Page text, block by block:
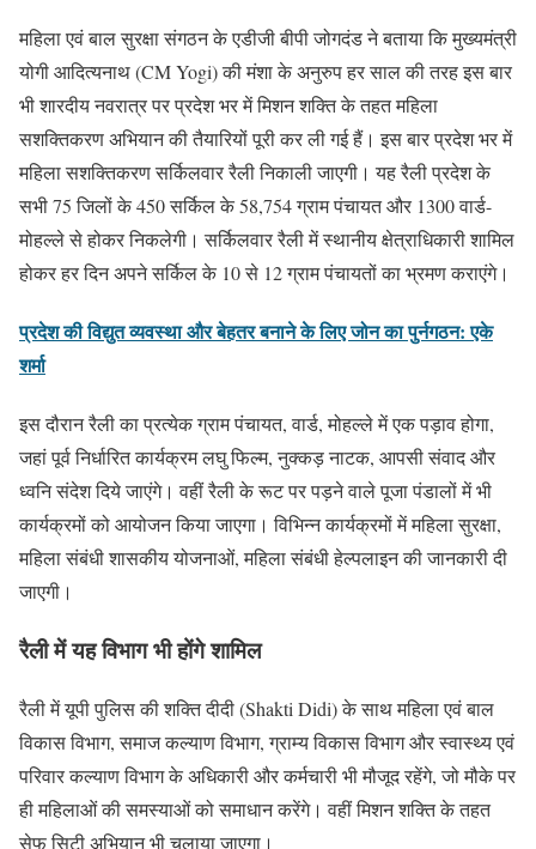
महिला एवं बाल सुरक्षा संगठन के एडीजी बीपी जोगदंड ने बताया कि मुख्यमंत्री
योगी आदित्यनाथ (CM Yogi) की मंशा के अनुरुप हर साल की तरह इस बार
भी शारदीय नवरात्र पर प्रदेश भर में मिशन शक्ति के तहत महिला
सशक्तिकरण अभियान की तैयारियों पूरी कर ली गई हैं। इस बार प्रदेश भर में
महिला सशक्तिकरण सर्किलवार रैली निकाली जाएगी। यह रैली प्रदेश के
सभी 75 जिलों के 450 सर्किल के 58,754 ग्राम पंचायत और 1300 वार्ड-
मोहल्ले से होकर निकलेगी। सर्किलवार रैली में स्थानीय क्षेत्राधिकारी शामिल
होकर हर दिन अपने सर्किल के 10 से 12 ग्राम पंचायतों का भ्रमण कराएंगे।
प्रदेश की विद्युत व्यवस्था और बेहतर बनाने के लिए जोन का पुर्नगठन: एके
शर्मा
इस दौरान रैली का प्रत्येक ग्राम पंचायत, वार्ड, मोहल्ले में एक पड़ाव होगा,
जहां पूर्व निर्धारित कार्यक्रम लघु फिल्म, नुक्कड़ नाटक, आपसी संवाद और
ध्वनि संदेश दिये जाएंगे। वहीं रैली के रूट पर पड़ने वाले पूजा पंडालों में भी
कार्यक्रमों को आयोजन किया जाएगा। विभिन्न कार्यक्रमों में महिला सुरक्षा,
महिला संबंधी शासकीय योजनाओं, महिला संबंधी हेल्पलाइन की जानकारी दी
जाएगी।
रैली में यह विभाग भी होंगे शामिल
रैली में यूपी पुलिस की शक्ति दीदी (Shakti Didi) के साथ महिला एवं बाल
विकास विभाग, समाज कल्याण विभाग, ग्राम्य विकास विभाग और स्वास्थ्य एवं
परिवार कल्याण विभाग के अधिकारी और कर्मचारी भी मौजूद रहेंगे, जो मौके पर
ही महिलाओं की समस्याओं को समाधान करेंगे। वहीं मिशन शक्ति के तहत
सेफ सिटी अभियान भी चलाया जाएगा।